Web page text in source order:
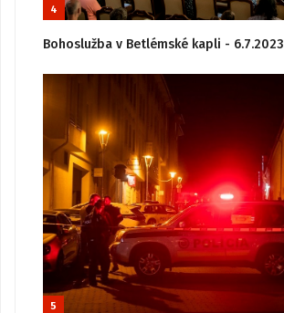
4
Bohoslužba v Betlémské kapli - 6.7.2023
5